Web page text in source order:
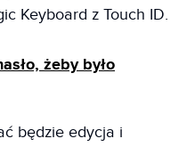
Keyboard z Touch ID.
żeby było
będzie edycja i